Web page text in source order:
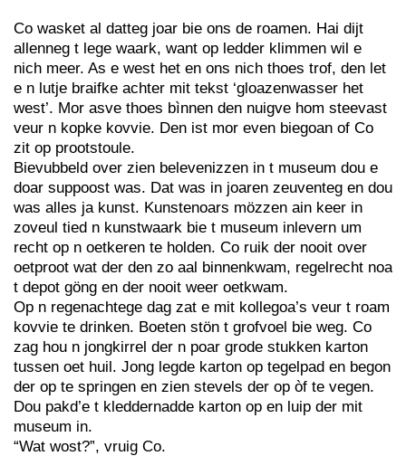
Co wasket al datteg joar bie ons de roamen. Hai dijt
allenneg t lege waark, want op ledder klimmen wil e
nich meer. As e west het en ons nich thoes trof, den let
e n lutje braifke achter mit tekst ‘gloazenwasser het
west’. Mor asve thoes bìnnen den nuigve hom steevast
veur n kopke kovvie. Den ist mor even biegoan of Co
zit op prootstoule.
Bievubbeld over zien belevenizzen in t museum dou e
doar suppoost was. Dat was in joaren zeuventeg en dou
was alles ja kunst. Kunstenoars mözzen ain keer in
zoveul tied n kunstwaark bie t museum inlevern um
recht op n oetkeren te holden. Co ruik der nooit over
oetproot wat der den zo aal binnenkwam, regelrecht noa
t depot göng en der nooit weer oetkwam.
Op n regenachtege dag zat e mit kollegoa’s veur t roam
kovvie te drinken. Boeten stön t grofvoel bie weg. Co
zag hou n jongkirrel der n poar grode stukken karton
tussen oet huil. Jong legde karton op tegelpad en begon
der op te springen en zien stevels der op òf te vegen.
Dou pakd’e t kleddernadde karton op en luip der mit
museum in.
“Wat wost?”, vruig Co.